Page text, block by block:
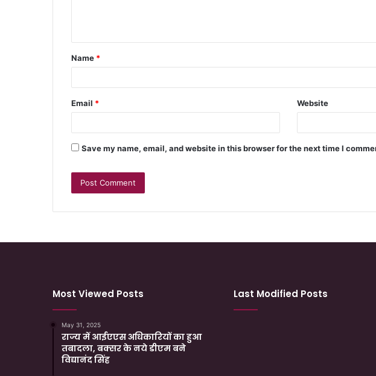
Name *
Email * Website
Save my name, email, and website in this browser for the next time I
Most Viewed Posts
May 31, 2025
राज्य में आईएएस अधिकारियों का हुआ
तबादला, बक्सर के नये डीएम बने
विद्यानंद सिंह
Last Modified Posts